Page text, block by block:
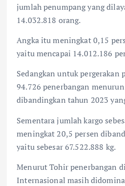
jumlah penumpang yang
14.032.818 orang.
Angka itu meningkat 0,15
yaitu mencapai 14.012.186
Sedangkan untuk pergerakan
94.726 penerbangan
dibandingkan tahun 2023
Sementara jumlah kargo
meningkat 20,5 persen
yaitu sebesar 67.522.888 kg.
Menurut Tohir penerbangan
Internasional masih